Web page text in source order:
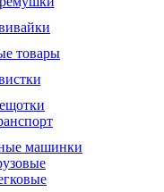
товары
машинки